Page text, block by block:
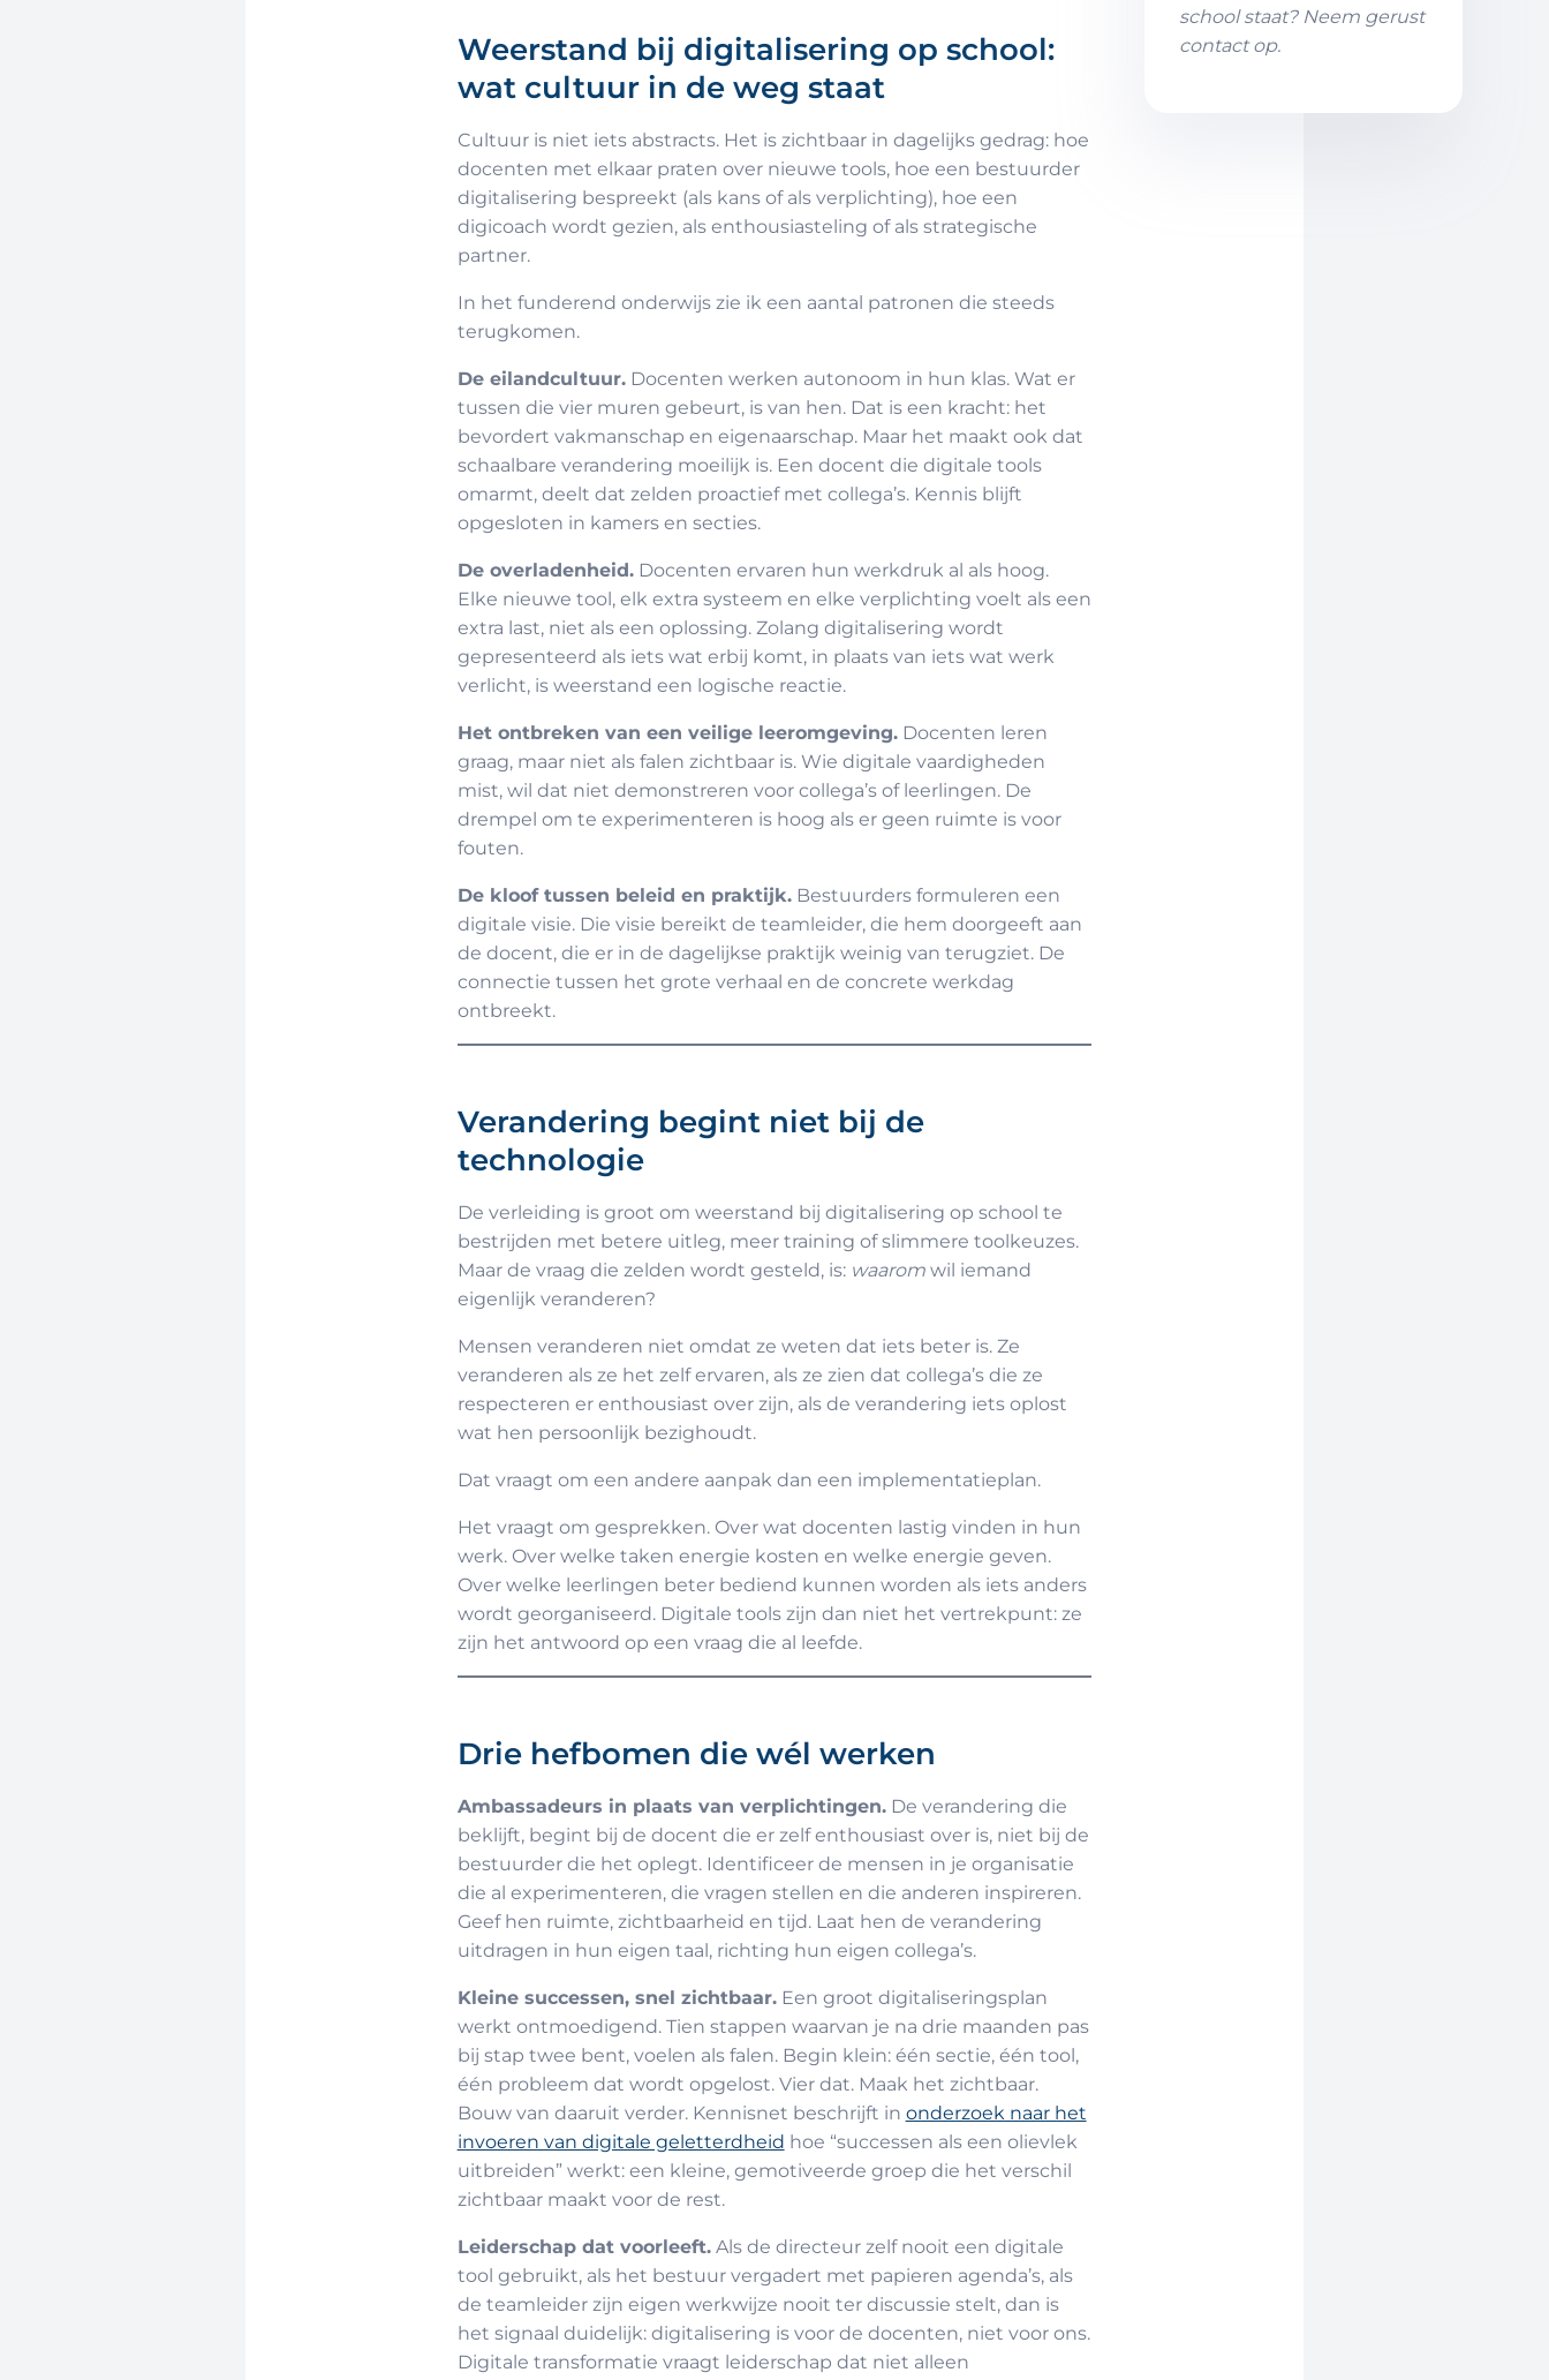
Weerstand bij digitalisering op school:
wat cultuur in de weg staat
Cultuur is niet iets abstracts. Het is zichtbaar in dagelijks gedrag: hoe
docenten met elkaar praten over nieuwe tools, hoe een bestuurder
digitalisering bespreekt (als kans of als verplichting), hoe een
digicoach wordt gezien, als enthousiasteling of als strategische
partner.
In het funderend onderwijs zie ik een aantal patronen die steeds
terugkomen.
De eilandcultuur.Docenten werken autonoom in hun klas. Wat er
tussen die vier muren gebeurt, is van hen. Dat is een kracht: het
bevordert vakmanschap en eigenaarschap. Maar het maakt ook dat
schaalbare verandering moeilijk is. Een docent die digitale tools
omarmt, deelt dat zelden proactief met collega’s. Kennis blijft
opgesloten in kamers en secties.
De overladenheid.Docenten ervaren hun werkdruk al als hoog.
Elke nieuwe tool, elk extra systeem en elke verplichting voelt als een
extra last, niet als een oplossing. Zolang digitalisering wordt
gepresenteerd als iets wat erbij komt, in plaats van iets wat werk
verlicht, is weerstand een logische reactie.
Het ontbreken van een veilige leeromgeving.Docenten leren
graag, maar niet als falen zichtbaar is. Wie digitale vaardigheden
mist, wil dat niet demonstreren voor collega’s of leerlingen. De
drempel om te experimenteren is hoog als er geen ruimte is voor
fouten.
De kloof tussen beleid en praktijk.Bestuurders formuleren een
digitale visie. Die visie bereikt de teamleider, die hem doorgeeft aan
de docent, die er in de dagelijkse praktijk weinig van terugziet. De
connectie tussen het grote verhaal en de concrete werkdag
ontbreekt.
Verandering begint niet bij de
technologie
De verleiding is groot om weerstand bij digitalisering op school te
bestrijden met betere uitleg, meer training of slimmere toolkeuzes.
Maar de vraag die zelden wordt gesteld, is: waaromwil iemand
eigenlijk veranderen?
Mensen veranderen niet omdat ze weten dat iets beter is. Ze
veranderen als ze het zelf ervaren, als ze zien dat collega’s die ze
respecteren er enthousiast over zijn, als de verandering iets oplost
wat hen persoonlijk bezighoudt.
Dat vraagt om een andere aanpak dan een implementatieplan.
Het vraagt om gesprekken. Over wat docenten lastig vinden in hun
werk. Over welke taken energie kosten en welke energie geven.
Over welke leerlingen beter bediend kunnen worden als iets anders
wordt georganiseerd. Digitale tools zijn dan niet het vertrekpunt: ze
zijn het antwoord op een vraag die al leefde.
Drie hefbomen die wél werken
Ambassadeurs in plaats van verplichtingen.De verandering die
beklijft, begint bij de docent die er zelf enthousiast over is, niet bij de
bestuurder die het oplegt. Identificeer de mensen in je organisatie
die al experimenteren, die vragen stellen en die anderen inspireren.
Geef hen ruimte, zichtbaarheid en tijd. Laat hen de verandering
uitdragen in hun eigen taal, richting hun eigen collega’s.
Kleine successen, snel zichtbaar.Een groot digitaliseringsplan
werkt ontmoedigend. Tien stappen waarvan je na drie maanden pas
bij stap twee bent, voelen als falen. Begin klein: één sectie, één tool,
één probleem dat wordt opgelost. Vier dat. Maak het zichtbaar.
Bouw van daaruit verder. Kennisnet beschrijft in onderzoek naar het
invoeren van digitale geletterdheid hoe “successen als een olievlek
uitbreiden” werkt: een kleine, gemotiveerde groep die het verschil
zichtbaar maakt voor de rest.
Leiderschap dat voorleeft.Als de directeur zelf nooit een digitale
tool gebruikt, als het bestuur vergadert met papieren agenda’s, als
de teamleider zijn eigen werkwijze nooit ter discussie stelt, dan is
het signaal duidelijk: digitalisering is voor de docenten, niet voor ons.
Digitale transformatie vraagt leiderschap dat niet alleen
school staat? Neem gerust
contact op.